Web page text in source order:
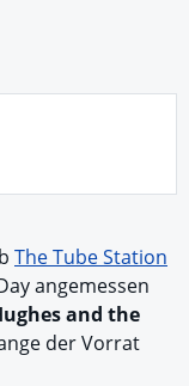
The Tube Station
angemessen
and the
der Vorrat